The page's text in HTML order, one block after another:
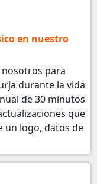
en nuestro
para
durante la vida
de 30 minutos
que
un logo, datos de